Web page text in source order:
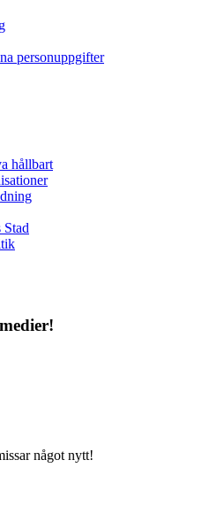
personuppgifter
hållbart
Stad
något nytt!